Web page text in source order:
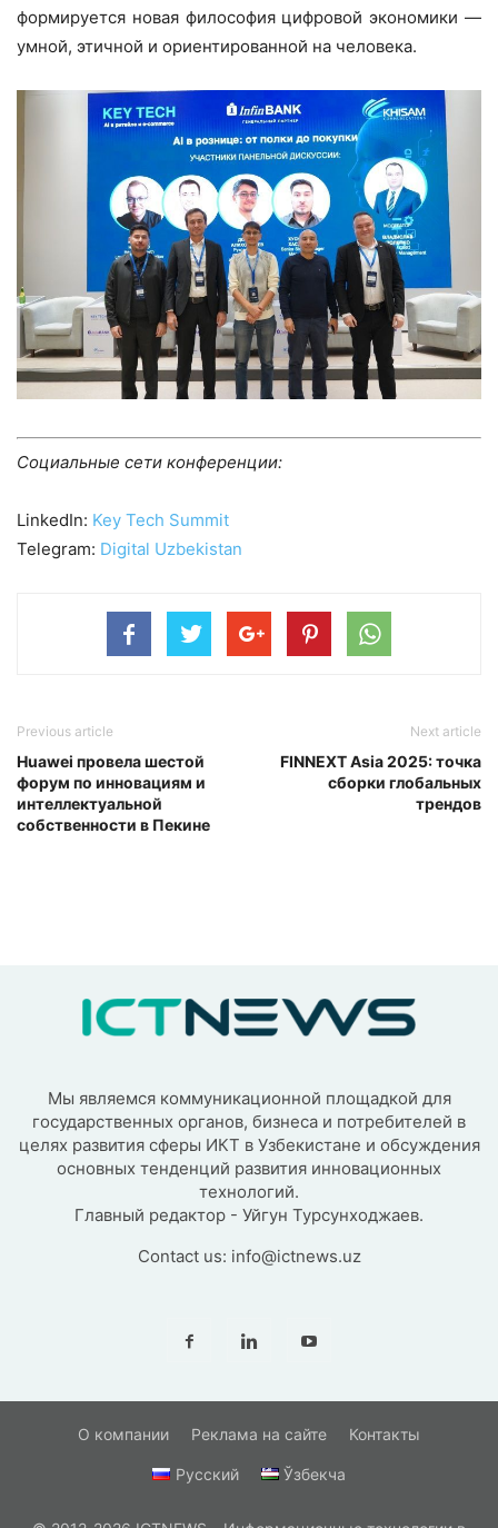
формируется новая философия цифровой экономики —
умной, этичной и ориентированной на человека.
Социальные сети конференции:
LinkedIn: Key Tech Summit
Telegram: Digital Uzbekistan
Previous article
Huawei провела шестой
форум по инновациям и
интеллектуальной
собственности в Пекине
Next article
FINNEXT Asia 2025: точка
сборки глобальных
трендов
Мы являемся коммуникационной площадкой для
государственных органов, бизнеса и потребителей в
целях развития сферы ИКТ в Узбекистане и обсуждения
основных тенденций развития инновационных
технологий.
Главный редактор - Уйгун Турсунходжаев.
Contact us: info@ictnews.uz
О компании Реклама на сайте Контакты
Русский Ўзбекча